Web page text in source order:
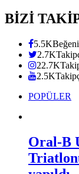
BİZİ
5.5KBeğeni
2.7K
22.7K
2.5K
POPÜLER
Oral-B